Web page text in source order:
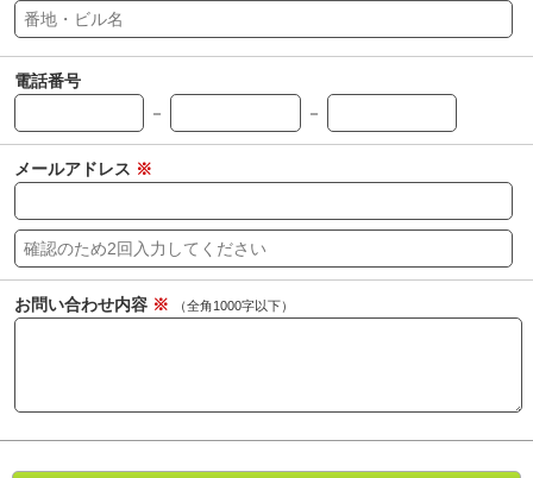
電話番号
－
－
メールアドレス ※
お問い合わせ内容 ※ （全角1000字以下）